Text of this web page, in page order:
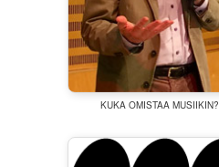
KUKA OMISTAA MUSIIKIN?